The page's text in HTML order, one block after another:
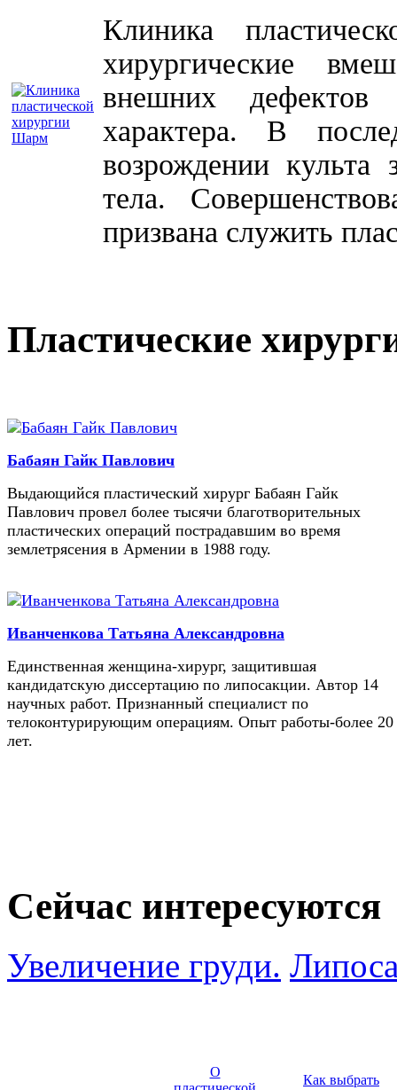
Клиника
хирургические
внешних дефектов
характера. В
возрождении культа
тела.
призвана служить
Пластические
Бабаян Гайк Павлович
Выдающийся пластический хирург Бабаян Гайк
Павлович провел более тысячи благотворительных
пластических операций пострадавшим во время
землетрясения в Армении в 1988 году.
Иванченкова Татьяна Александровна
Единственная женщина-хирург, защитившая
кандидатскую диссертацию по липосакции. Автор 14
научных работ. Признанный специалист по
телоконтурирующим операциям. Опыт работы-более 20
лет.
Сейчас интересуются
Увеличение груди.
О
Как выбрать